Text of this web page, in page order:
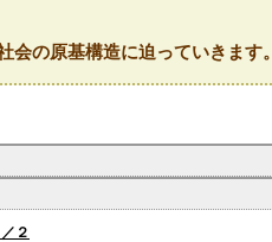
の原基構造に迫っていきます。
２